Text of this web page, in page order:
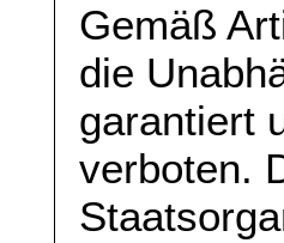
Gemäß
die
garantiert
verboten.